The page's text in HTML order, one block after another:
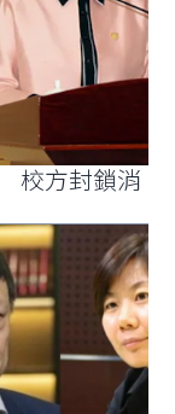
校方封鎖消